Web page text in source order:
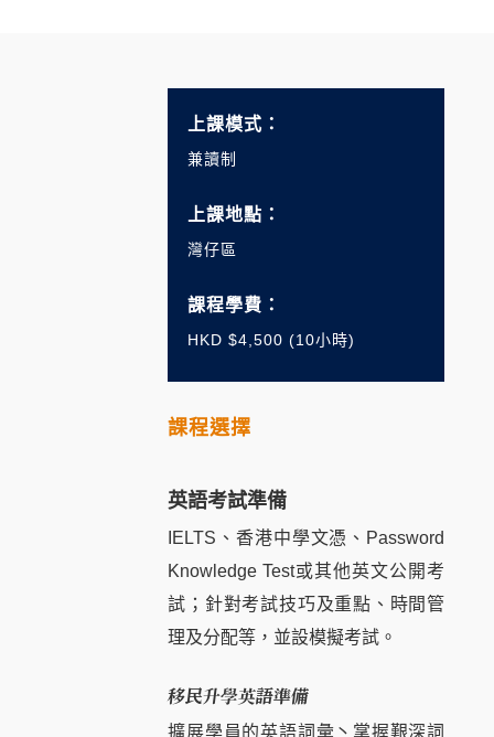
上課模式：
兼讀制
上課地點：
灣仔區
課程學費：
HKD $4,500 (10小時)
課程選擇
英語考試準備
IELTS、香港中學文憑、Password
Knowledge Test或其他英文公開考
試；針對考試技巧及重點、時間管
理及分配等，並設模擬考試。
移民升學英語準備
擴展學員的英語詞彙丶掌握艱深詞